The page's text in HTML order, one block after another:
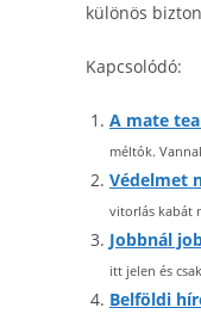
különös
Kapcsolódó:
A mate
méltók.
Védelmet
vitorlás kabát
Jobbnál
itt jelen és
Belföldi